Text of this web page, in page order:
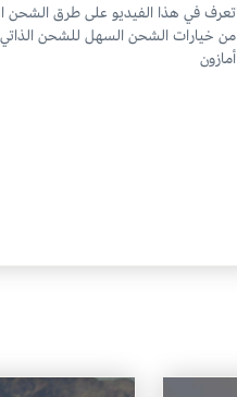
تعرف في هذا الفيديو على طرق الشحن
من خيارات الشحن السهل للشحن
أمازون